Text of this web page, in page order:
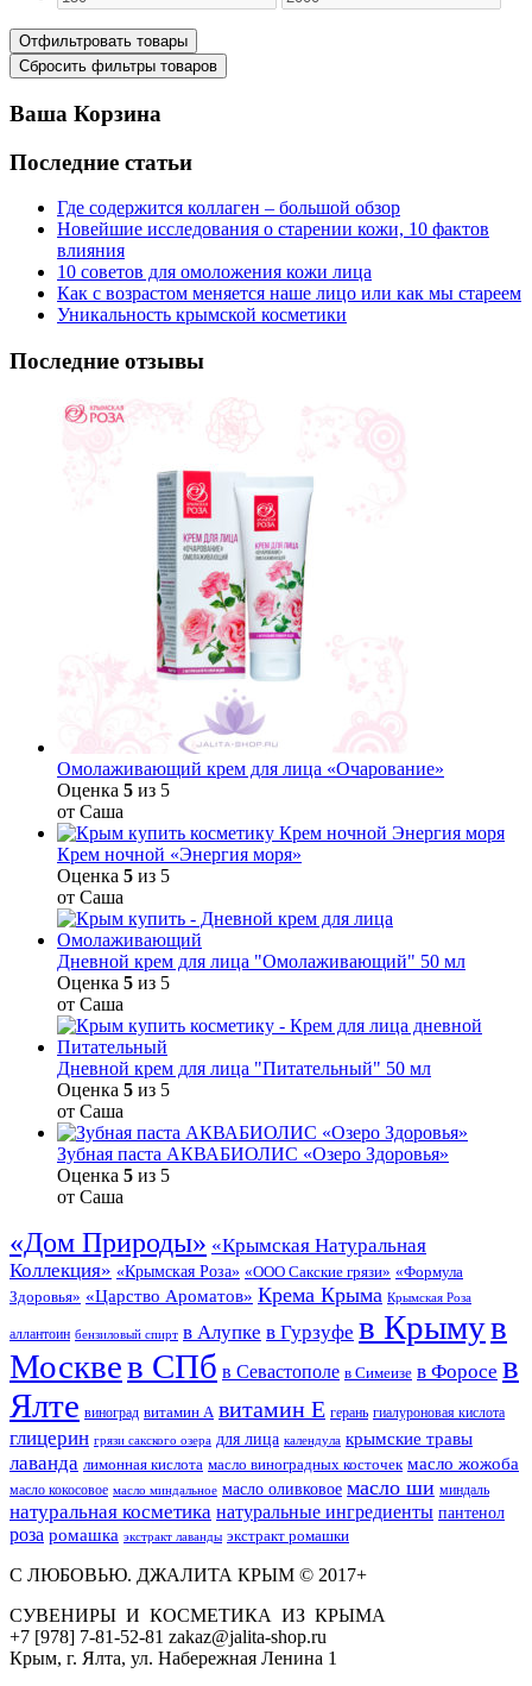
Ваша Корзина
Последние статьи
Где содержится коллаген – большой обзор
Новейшие исследования о старении кожи, 10 фактов
влияния
10 советов для омоложения кожи лица
Как с возрастом меняется наше лицо или как мы стареем
Уникальность крымской косметики
Последние отзывы
Омолаживающий крем для лица «Очарование»
Оценка 5 из 5
от Саша
Крем ночной «Энергия моря»
Оценка 5 из 5
от Саша
Дневной крем для лица "Омолаживающий" 50 мл
Оценка 5 из 5
от Саша
Дневной крем для лица "Питательный" 50 мл
Оценка 5 из 5
от Саша
Зубная паста АКВАБИОЛИС «Озеро Здоровья»
Оценка 5 из 5
от Саша
«Дом Природы» «Крымская Натуральная
Коллекция» «Крымская Роза» «ООО Сакские грязи» «Формула
Здоровья» «Царство Ароматов» Крема Крыма Крымская Роза
аллантоин бензиловый спирт в Алупке в Гурзуфе в Крымув
Москвев СПб в Севастополе в Симеизе в Форосе в
Ялте виноград витамин А витамин Е герань гиалуроновая кислота
глицерин грязи сакского озера для лица календула крымские травы
лаванда лимонная кислота масло виноградных косточек масло жожоба
масло кокосовое масло миндальное масло оливковое масло ши миндаль
натуральная косметика натуральные ингредиенты пантенол
роза ромашка экстракт лаванды экстракт ромашки
С ЛЮБОВЬЮ. ДЖАЛИТА КРЫМ © 2017+
СУВЕНИРЫ И КОСМЕТИКА ИЗ КРЫМА
+7 [978] 7-81-52-81 zakaz@jalita-shop.ru
Крым, г. Ялта, ул. Набережная Ленина 1